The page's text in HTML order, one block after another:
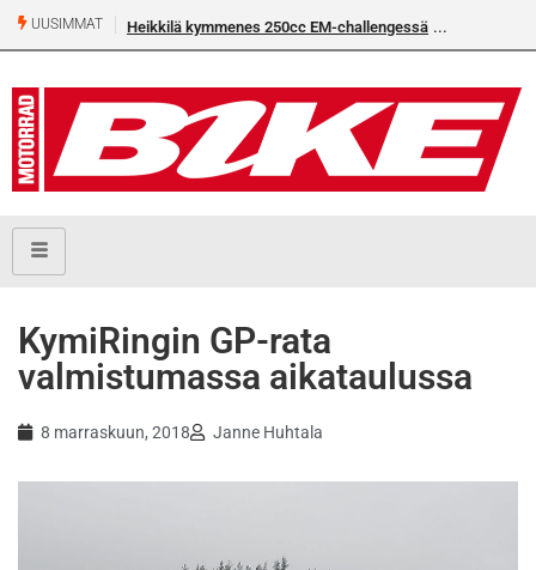
UUSIMMAT Heikkilä kymmenes 250cc EM-challengessä
KymiRingin GP-rata
valmistumassa aikataulussa
8 marraskuun, 2018 Janne Huhtala